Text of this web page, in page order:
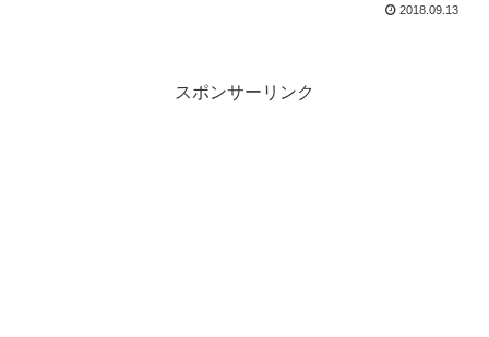
2018.09.13
スポンサーリンク